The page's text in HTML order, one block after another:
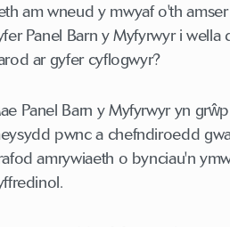
am wneud y mwyaf o'th
Panel Barn y Myfyrwyr i
ar gyfer cyflogwyr?
Panel Barn y Myfyrwyr yn
pwnc a chefndiroedd
amrywiaeth o bynciau'n